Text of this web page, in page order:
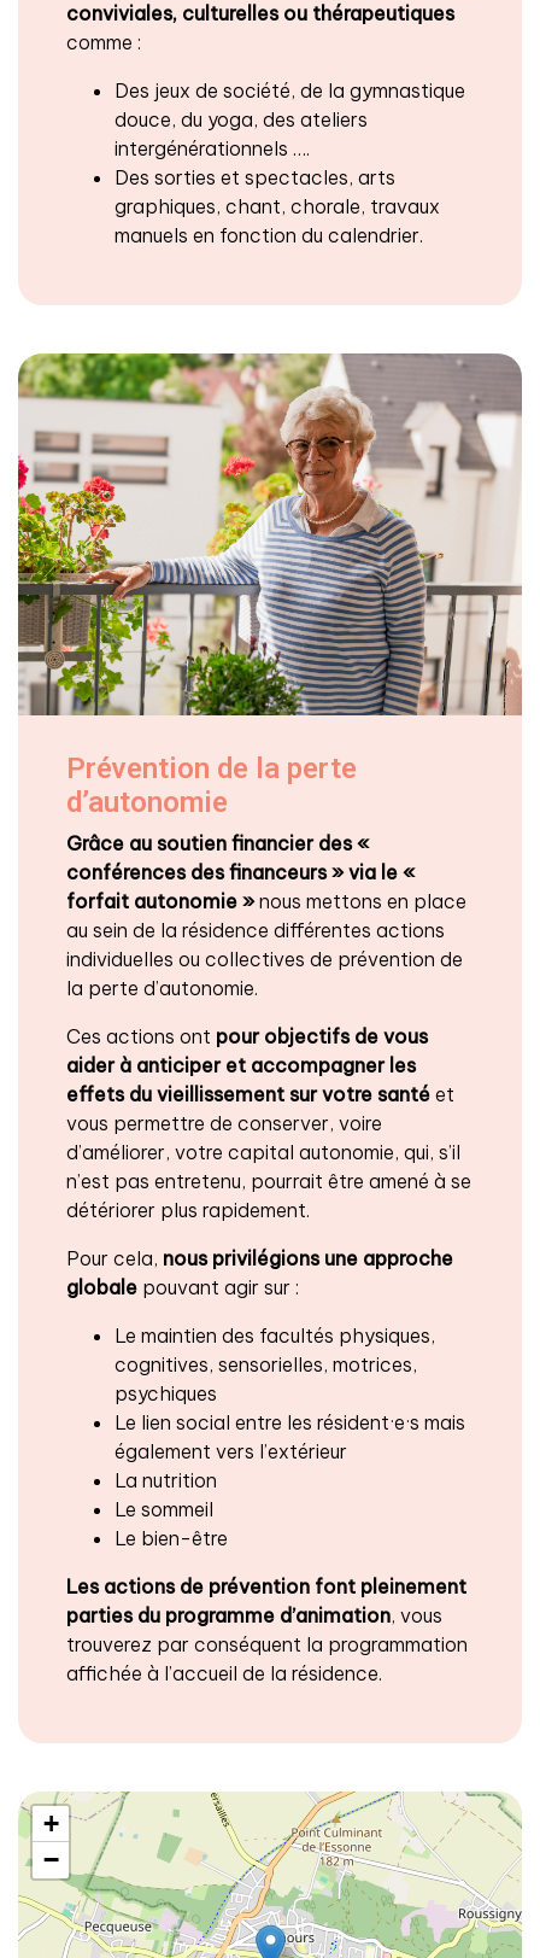
conviviales, culturelles ou thérapeutiques
comme :
Des jeux de société, de la gymnastique
douce, du yoga, des ateliers
intergénérationnels ….
Des sorties et spectacles, arts
graphiques, chant, chorale, travaux
manuels en fonction du calendrier.
Prévention de la perte
d’autonomie
Grâce au soutien financier des «
conférences des financeurs » via le «
forfait autonomie »nous mettons en place
au sein de la résidence différentes actions
individuelles ou collectives de prévention de
la perte d’autonomie.
Ces actions ont pour objectifs de vous
aider à anticiper et accompagner les
effets du vieillissement sur votre santé et
vous permettre de conserver, voire
d’améliorer, votre capital autonomie, qui, s’il
n’est pas entretenu, pourrait être amené à se
détériorer plus rapidement.
Pour cela, nous privilégions une approche
globale pouvant agir sur :
Le maintien des facultés physiques,
cognitives, sensorielles, motrices,
psychiques
Le lien social entre les résident·e·s mais
également vers l’extérieur
La nutrition
Le sommeil
Le bien-être
Les actions de prévention font pleinement
parties du programme d’animation, vous
trouverez par conséquent la programmation
affichée à l’accueil de la résidence.
+
−